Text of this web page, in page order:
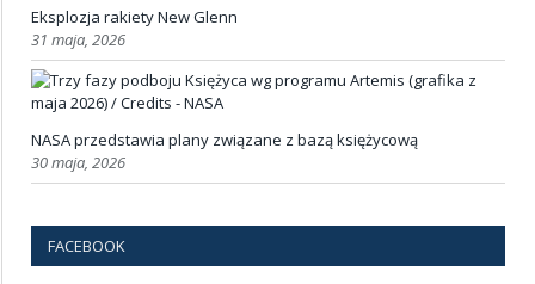
Eksplozja rakiety New Glenn
31 maja, 2026
NASA przedstawia plany związane z bazą księżycową
30 maja, 2026
FACEBOOK